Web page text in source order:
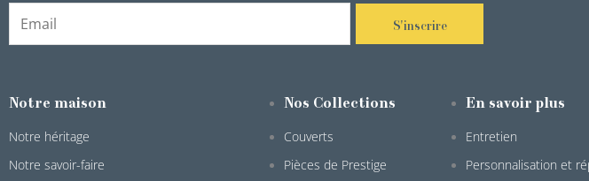
S'inscrire
Notre maison
Notre héritage
Notre savoir-faire
Nos Collections
Couverts
Pièces de Prestige
En savoir plus
Entretien
Personnalisation et